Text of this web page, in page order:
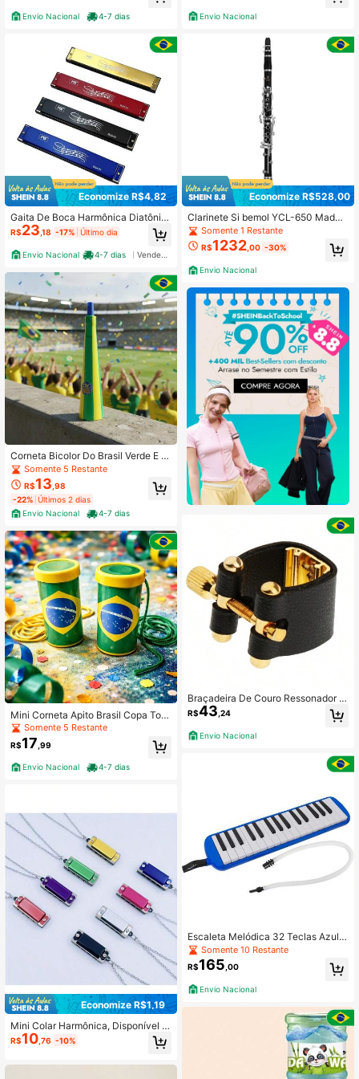
Envio Nacional 4-7 dias
Economize R$4,82
Gaita De Boca Harmônica Diatônic
a 24 Furos
R$23 ,18 -17% Último dia
Envio Nacional 4-7 dias
Corneta Bicolor Do Brasil Verde E A
marela Copa
Somente 5 Restante
R$13 ,98
-22% Últimos 2 dias
Envio Nacional
4-7 dias
Mini Corneta Apito Brasil Copa Torc
edorSomente 5 Restante
R$17 ,99
Envio Nacional 4-7 dias
Economize R$1,19
Mini Colar Harmônica, Disponível e
m Várias Cores. Este é um Instrume
nto Musical de Nível Básico, Perten
R$10 ,76 -10%
Envio Nacional
Economize R$528,00
Clarinete Si bemol YCL-650 Madeir
a Profissional Top
Somente 1 Restante
R$1232,00 -30%
Envio Nacional
Braçadeira De Couro Ressonador S
axofonista Sax Alto Música
R$43 ,24
Envio Nacional
Escaleta Melódica 32 Teclas Azul
New York
Somente 10 Restante
R$165 ,00
Envio Nacional